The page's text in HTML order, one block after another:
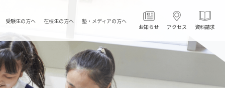
お知らせ アクセス 資料請求
受験生の方へ 在校生の方へ 塾・メディアの方へ